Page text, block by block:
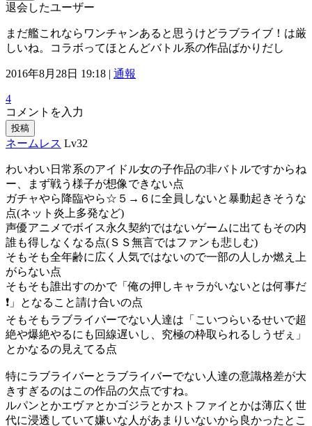
退会したユーザー
まだ艦これならワンチャンあると思うけどラブライブ！は厳
しいね。コラボってほとんどバトル系の作品ばかりだし
2016年8月28日 19:18 | 通報
4
コメントを入力
投稿
ネームレス Lv32
わいわい日常系のアイドル女の子作品の非バトルですからね
ー、まず戦う様子が想像できない点
ガチャやら降臨やら☆５→６に全員しないと暴動起きそうな
点(ネット炎上多発など)
声優アニメでボイス永久契約ではないゲームに出てもその内
誰も得しなくなる点(ＳＳ無言ではファンも悲しむ)
そもそも全年齢に広く人気ではないので一部の人しか燃え上
がらない点
そもそも誰出すのかで「俺の押しキャラがいないとは何事だ
❗」となること請け合いの点
そもそもラブライバーでない人達は「こいつらいるせいで超
絶や爆絶やるにも回線遅いし、究極の枠取られるしうぜぇ」
とかなるの見えてる点
特にラブライバーとラブライバーでない人達の意識格差が大
きすぎるのはこの作品の欠点ですね。
ルパンとかエヴァとかゴジラとかストファイとかは薄広く世
代に浸透していて嫌いな人があまりいないから良かったとこ